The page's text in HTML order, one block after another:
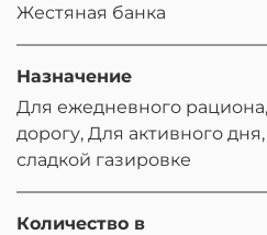
Жестяная банка
Назначение
Для ежедневного
дорогу, Для активного
сладкой газировке
Количество в